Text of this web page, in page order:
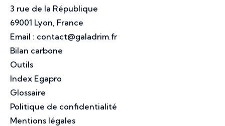
3 rue de la République
69001 Lyon, France
Email : contact@galadrim.fr
Bilan carbone
Outils
Index Egapro
Glossaire
Politique de confidentialité
Mentions légales